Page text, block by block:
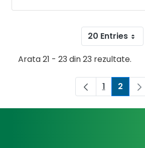
20 Entries
Arata 21 - 23 din 23 rezultate.
Pagina
1 Pagina
2